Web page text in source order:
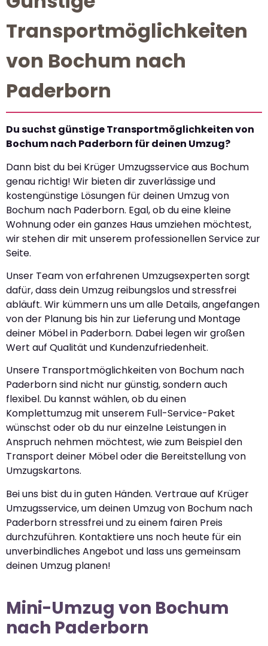
Transportmöglichkeiten
von Bochum nach
Paderborn
Du suchst günstige Transportmöglichkeiten von
Bochum nach Paderborn für deinen Umzug?
Dann bist du bei Krüger Umzugsservice aus Bochum
genau richtig! Wir bieten dir zuverlässige und
kostengünstige Lösungen für deinen Umzug von
Bochum nach Paderborn. Egal, ob du eine kleine
Wohnung oder ein ganzes Haus umziehen möchtest,
wir stehen dir mit unserem professionellen Service zur
Seite.
Unser Team von erfahrenen Umzugsexperten sorgt
dafür, dass dein Umzug reibungslos und stressfrei
abläuft. Wir kümmern uns um alle Details, angefangen
von der Planung bis hin zur Lieferung und Montage
deiner Möbel in Paderborn. Dabei legen wir großen
Wert auf Qualität und Kundenzufriedenheit.
Unsere Transportmöglichkeiten von Bochum nach
Paderborn sind nicht nur günstig, sondern auch
flexibel. Du kannst wählen, ob du einen
Komplettumzug mit unserem Full-Service-Paket
wünschst oder ob du nur einzelne Leistungen in
Anspruch nehmen möchtest, wie zum Beispiel den
Transport deiner Möbel oder die Bereitstellung von
Umzugskartons.
Bei uns bist du in guten Händen. Vertraue auf Krüger
Umzugsservice, um deinen Umzug von Bochum nach
Paderborn stressfrei und zu einem fairen Preis
durchzuführen. Kontaktiere uns noch heute für ein
unverbindliches Angebot und lass uns gemeinsam
deinen Umzug planen!
Mini-Umzug von Bochum
nach Paderborn